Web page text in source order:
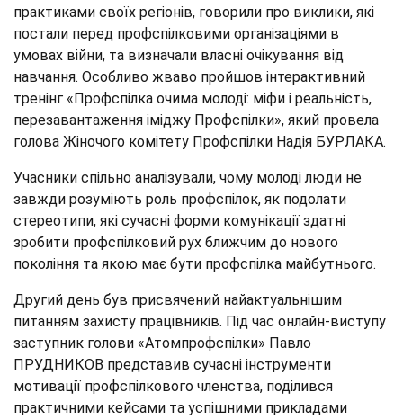
практиками своїх регіонів, говорили про виклики, які
постали перед профспілковими організаціями в
умовах війни, та визначали власні очікування від
навчання. Особливо жваво пройшов інтерактивний
тренінг «Профспілка очима молоді: міфи і реальність,
перезавантаження іміджу Профспілки», який провела
голова Жіночого комітету Профспілки Надія БУРЛАКА.
Учасники спільно аналізували, чому молоді люди не
завжди розуміють роль профспілок, як подолати
стереотипи, які сучасні форми комунікації здатні
зробити профспілковий рух ближчим до нового
покоління та якою має бути профспілка майбутнього.
Другий день був присвячений найактуальнішим
питанням захисту працівників. Під час онлайн-виступу
заступник голови «Атомпрофспілки» Павло
ПРУДНИКОВ представив сучасні інструменти
мотивації профспілкового членства, поділився
практичними кейсами та успішними прикладами